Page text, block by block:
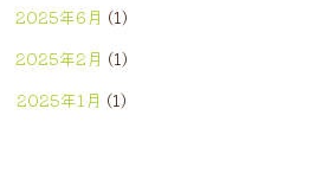
2025年6月 (1)
2025年2月 (1)
2025年1月 (1)